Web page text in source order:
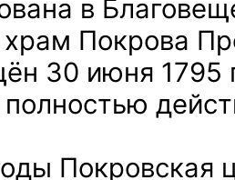
в
Покрова
30 июня 1795
полностью
Покровская